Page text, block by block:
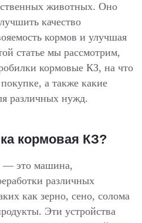
животных. Оно
качество
кормов и улучшая
статье мы рассмотрим,
кормовые КЗ, на что
а также какие
различных нужд.
кормовая КЗ?
— это машина,
различных
как зерно, сено, солома
Эти устройства